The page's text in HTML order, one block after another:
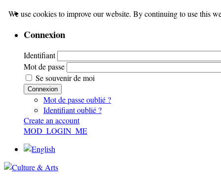
Connexion
Identifiant
Mot de passe
Se souvenir de moi
Connexion
Mot de passe oublié ?
Identifiant oublié ?
Create an account
MOD_LOGIN_ME
We use cookies to improve our website. By continuing to use this